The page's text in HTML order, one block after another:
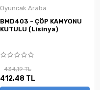
Oyuncak Araba
BMD403 - ÇÖP KAMYONU
KUTULU (Lisinya)
434,19 TL
412,48 TL